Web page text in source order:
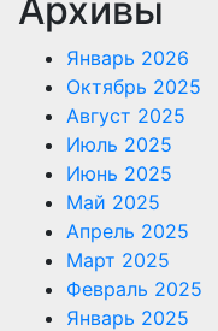
Архивы
Январь 2026
Октябрь 2025
Август 2025
Июль 2025
Июнь 2025
Май 2025
Апрель 2025
Март 2025
Февраль 2025
Январь 2025